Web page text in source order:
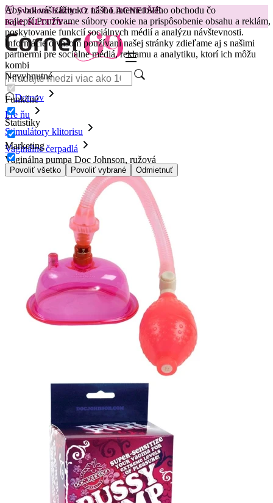
Aby bol váš zážitok z nášho internetového obchodu čo
najlepší.Používame súbory cookie na prispôsobenie obsahu a reklám,
poskytovanie funkcií sociálnych médií a analýzu návštevnosti.
Informácie o vašom používaní našej stránky zdieľame aj s našimi
partnermi pre sociálne médiá, reklamu a analytiku, ktorí ich môžu
kombi
Nevyhnutné
Funkčné
Štatistiky
Marketing
Povoliť všetko Povoliť vybrané Odmietnuť
😽Svakom Klitty: O 15 € LACNEJŠIE
Kód: KLITTY →
Domov
Pre ňu
Stimulátory klitorisu
Vaginálne čerpadlá
Vaginálna pumpa Doc Johnson, ružová